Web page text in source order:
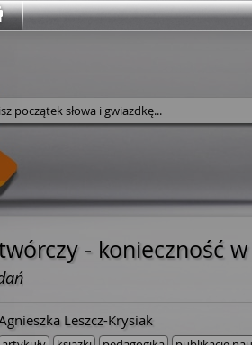
w serwisie
- konieczność
Leszcz-Krysiak